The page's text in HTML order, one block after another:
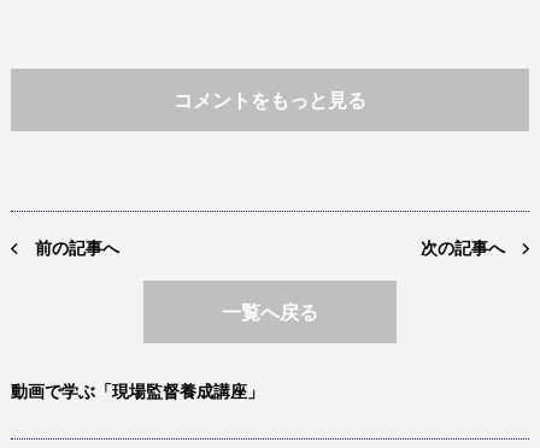
コメントをもっと見る
前の記事へ 次の記事へ
一覧へ戻る
動画で学ぶ「現場監督養成講座」